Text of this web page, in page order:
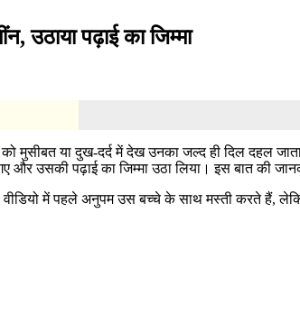
पढ़ाई का जिम्मा
या दुख-दर्द में देख उनका जल्द ही दिल दहल
पढ़ाई का जिम्मा उठा लिया। इस बात की
में पहले अनुपम उस बच्चे के साथ मस्ती करते हैं,